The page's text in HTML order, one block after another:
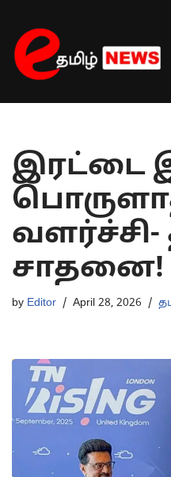
Skip
to
content
இரட்டை
வளர்ச்சி-
சாதனை!
by Editor April 28, 2026